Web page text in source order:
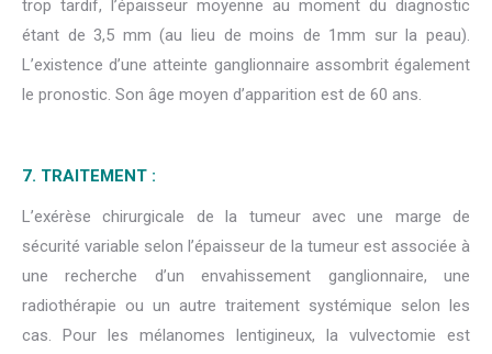
trop tardif, l’épaisseur moyenne au moment du diagnostic
étant de 3,5 mm (au lieu de moins de 1mm sur la peau).
L’existence d’une atteinte ganglionnaire assombrit également
le pronostic. Son âge moyen d’apparition est de 60 ans.
7. TRAITEMENT :
L’exérèse chirurgicale de la tumeur avec une marge de
sécurité variable selon l’épaisseur de la tumeur est associée à
une recherche d’un envahissement ganglionnaire, une
radiothérapie ou un autre traitement systémique selon les
cas. Pour les mélanomes lentigineux, la vulvectomie est